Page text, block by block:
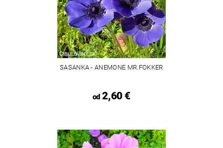
SASANKA - ANEMONE MR.FOKKER
od2,60 €